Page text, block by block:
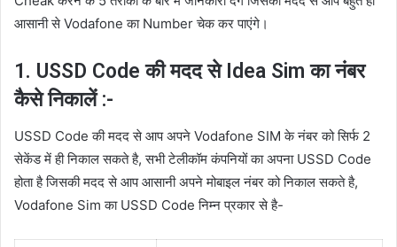
आसानी से Vodafone का Number चेक कर पाएंगे।
1. USSD Code की मदद से Idea Sim का नंबर
कैसे निकालें :-
USSD Code की मदद से आप अपने Vodafone SIM के नंबर को सिर्फ 2
सेकेंड में ही निकाल सकते है, सभी टेलीकॉम कंपनियों का अपना USSD Code
होता है जिसकी मदद से आप आसानी अपने मोबाइल नंबर को निकाल सकते है,
Vodafone Sim का USSD Code निम्न प्रकार से है-